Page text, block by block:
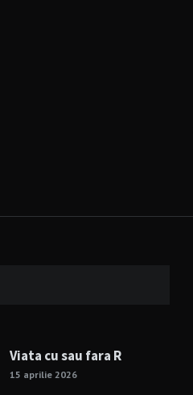
Viata cu sau fara R
15 aprilie 2026